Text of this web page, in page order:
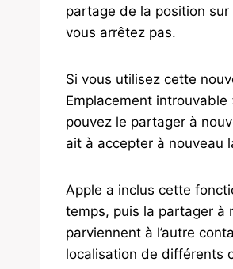
partage de la position
vous arrêtez pas.
Si vous utilisez cette
Emplacement introuvable
pouvez le partager à
ait à accepter à nouveau
Apple a inclus cette
temps, puis la partager à
parviennent à l’autre
localisation de différents